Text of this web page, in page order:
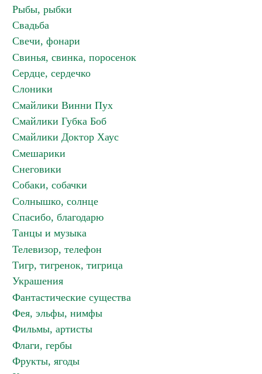
Рыбы, рыбки
Свадьба
Свечи, фонари
Свинья, свинка, поросенок
Сердце, сердечко
Слоники
Смайлики Винни Пух
Смайлики Губка Боб
Смайлики Доктор Хаус
Смешарики
Снеговики
Собаки, собачки
Солнышко, солнце
Спасибо, благодарю
Танцы и музыка
Телевизор, телефон
Тигр, тигренок, тигрица
Украшения
Фантастические существа
Фея, эльфы, нимфы
Фильмы, артисты
Флаги, гербы
Фрукты, ягоды